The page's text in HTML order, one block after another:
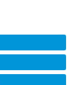
|Cookie-